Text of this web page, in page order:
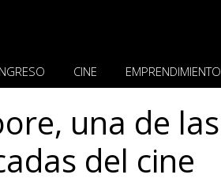
CINE EMPRENDIMIENTO
una de las
del cine